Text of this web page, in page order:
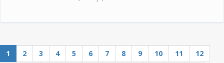
1 2 3 4 5 6 7 8 9 10 11
12